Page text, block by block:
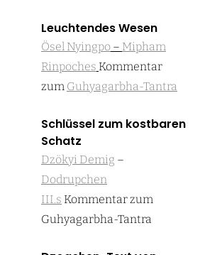
Leuchtendes Wesen
Ösel Nyingpo – Mipham
Rinpoches Kommentar
zum Guhyagarbha-Tantra
Schlüssel zum kostbaren
Schatz
Dzökyi Demig –
Dodrupchen
III.s Kommentar zum
Guhyagarbha-Tantra